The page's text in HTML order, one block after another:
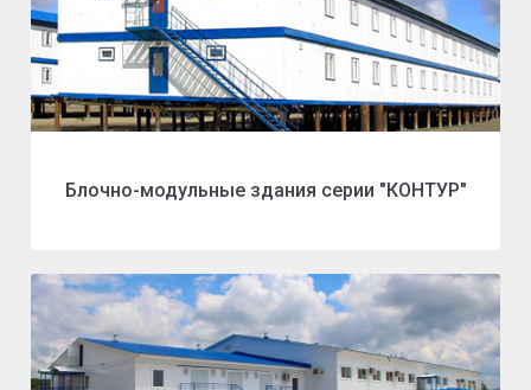
Блочно-модульные здания серии "КОНТУР"